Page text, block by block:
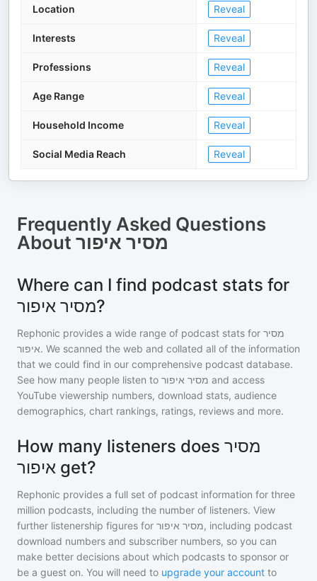
Location Reveal
Interests Reveal
Professions Reveal
Age Range Reveal
Household Income Reveal
Social Media Reach Reveal
Frequently Asked Questions
About מסיר איפור
Where can I find podcast stats for
מסיר איפור?
Rephonic provides a wide range of podcast stats for מסיר
איפור. We scanned the web and collated all of the information
that we could find in our comprehensive podcast database.
See how many people listen to מסיר איפור and access
YouTube viewership numbers, download stats, audience
demographics, chart rankings, ratings, reviews and more.
How many listeners does מסיר
איפור get?
Rephonic provides a full set of podcast information for three
million podcasts, including the number of listeners. View
further listenership figures for מסיר איפור, including podcast
download numbers and subscriber numbers, so you can
make better decisions about which podcasts to sponsor or
be a guest on. You will need to upgrade your account to